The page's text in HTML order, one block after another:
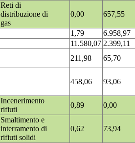
Reti di
distribuzione di
gas
0,00 657,55
1,79
6.958,97
11.580,07 2.399,11
211,98
65,70
458,06 93,06
Incenerimento
rifiuti
0,89
0,00
Smaltimento e
interramento di
rifiuti solidi
0,62 73,94